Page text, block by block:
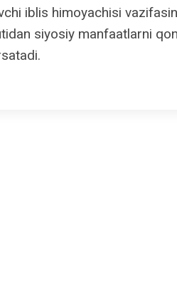
iblis himoyachisi
siyosiy manfaatlarni